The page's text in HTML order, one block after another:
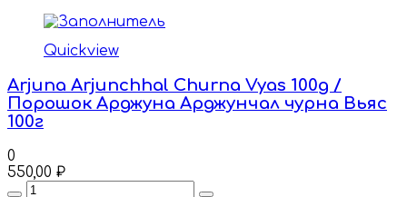
Quickview
Arjuna Arjunchhal Churna Vyas 100g /
Порошок Арджуна Арджунчал чурна Вьяс
100г
0
550,00 ₽
Quantity